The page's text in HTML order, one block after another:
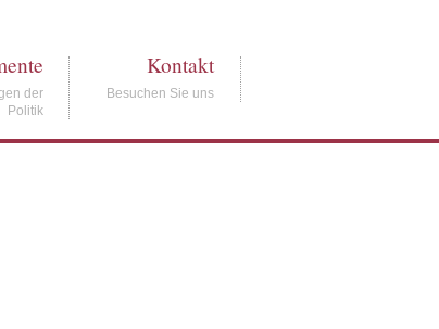
der
Politik
Kontakt
Besuchen Sie uns